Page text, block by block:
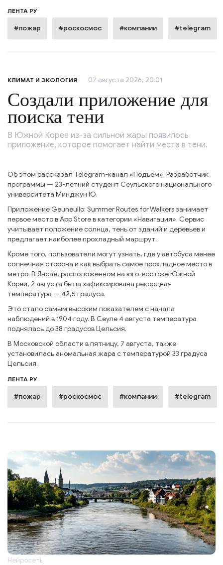
ЛЕНТА РУ
#пожар #роскосмос #компании #telegram
КЛИМАТ И ЭКОЛОГИЯ 07 августа 2026, 20:01
Создали приложение для
поиска тени
В Южной Корее из-за сильной жары появилось
приложение, которое помогает найти места в тени.
Об этом рассказал Telegram-канал «Подъём». Разработчик
программы — 23-летний студент Сеульского национального
университета Минджун Ю.
Приложение Geuneullo: Summer Routes for Walkers занимает
первое место в App Store в категории «Навигация». Сервис
учитывает положение солнца, тень от зданий и деревьев и
предлагает наиболее прохладный маршрут.
Кроме того, пользователи могут узнать, где у автобуса менее
солнечная сторона и как выбрать самое прохладное место в
метро. В Янсае, расположенном на юго-востоке Южной
Кореи, 2 августа была зафиксирована рекордная
температура — 42,5 градуса.
Это стало самым высоким показателем с начала
наблюдений в 1904 году. В Сеуле 4 августа температура
поднялась до 38 градусов Цельсия.
В Московской области в пятницу, 7 августа, также
установилась аномальная жара с температурой 33 градуса
Цельсия.
ЛЕНТА РУ
#пожар #роскосмос #компании #telegram
Нейросеть